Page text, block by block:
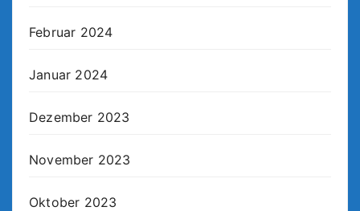
Februar 2024
Januar 2024
Dezember 2023
November 2023
Oktober 2023